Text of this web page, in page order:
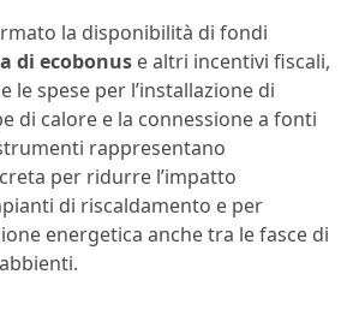
la disponibilità di fondi
di ecobonus e altri incentivi fiscali,
le spese per l’installazione di
di calore e la connessione a fonti
rappresentano
per ridurre l’impatto
di riscaldamento e per
energetica anche tra le fasce di